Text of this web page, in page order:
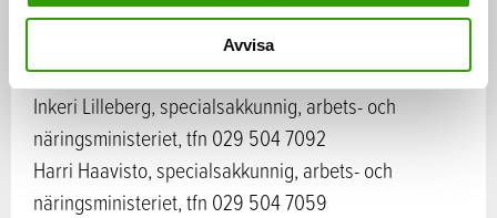
Avvisa
föreskrifter.
Mer information:
Inkeri Lilleberg, specialsakkunnig, arbets- och
näringsministeriet, tfn 029 504 7092
Harri Haavisto, specialsakkunnig, arbets- och
näringsministeriet, tfn 029 504 7059